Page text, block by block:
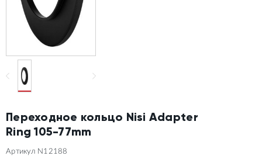
Переходное кольцо Nisi Adapter
Ring 105-77mm
Артикул N12188